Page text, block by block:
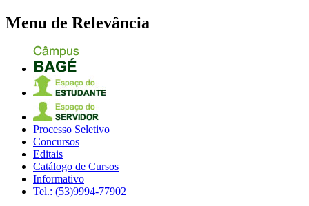
Menu de Relevância
Processo Seletivo
Concursos
Editais
Catálogo de Cursos
Informativo
Tel.: (53)9994-77902